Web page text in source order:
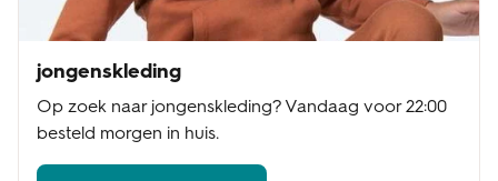
jongenskleding
Op zoek naar jongenskleding? Vandaag voor 22:00
besteld morgen in huis.